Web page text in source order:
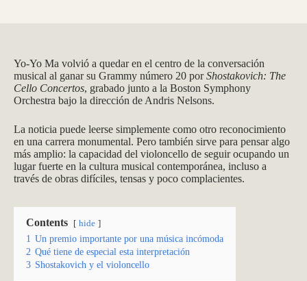
Yo-Yo Ma volvió a quedar en el centro de la conversación
musical al ganar su Grammy número 20 porShostakovich: The
Cello Concertos, grabado junto a la Boston Symphony
Orchestra bajo la dirección de Andris Nelsons.
La noticia puede leerse simplemente como otro reconocimiento
en una carrera monumental. Pero también sirve para pensar algo
más amplio: la capacidad del violoncello de seguir ocupando un
lugar fuerte en la cultura musical contemporánea, incluso a
través de obras difíciles, tensas y poco complacientes.
Contents hide
1 Un premio importante por una música incómoda
2 Qué tiene de especial esta interpretación
3 Shostakovich y el violoncello